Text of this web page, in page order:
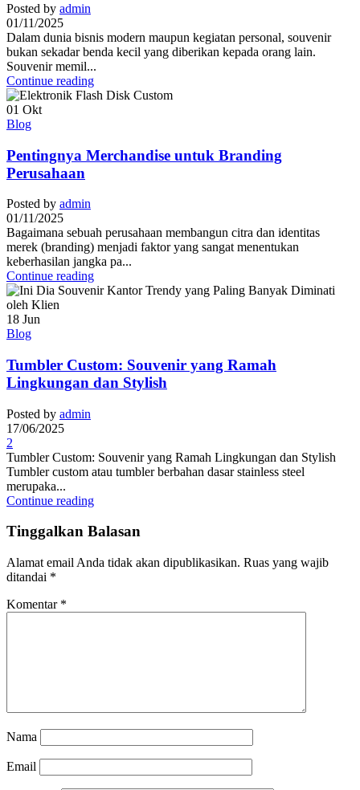
Posted by admin
01/11/2025
Dalam dunia bisnis modern maupun kegiatan personal, souvenir
bukan sekadar benda kecil yang diberikan kepada orang lain.
Souvenir memil...
Continue reading
01 Okt
Blog
Pentingnya Merchandise untuk Branding
Perusahaan
Posted by admin
01/11/2025
Bagaimana sebuah perusahaan membangun citra dan identitas
merek (branding) menjadi faktor yang sangat menentukan
keberhasilan jangka pa...
Continue reading
18 Jun
Blog
Tumbler Custom: Souvenir yang Ramah
Lingkungan dan Stylish
Posted by admin
17/06/2025
2
Tumbler Custom: Souvenir yang Ramah Lingkungan dan Stylish
Tumbler custom atau tumbler berbahan dasar stainless steel
merupaka...
Continue reading
Tinggalkan Balasan
Alamat email Anda tidak akan dipublikasikan. Ruas yang wajib
ditandai *
Komentar *
Nama
Email